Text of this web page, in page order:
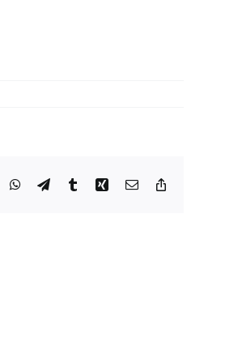
WhatsApp
TelegramTumblrXing Email